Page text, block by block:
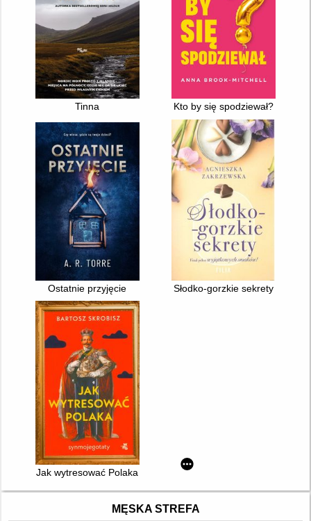
Tinna Kto by się spodziewał?
Ostatnie przyjęcie Słodko-gorzkie sekrety
Jak wytresować Polaka
MĘSKA STREFA